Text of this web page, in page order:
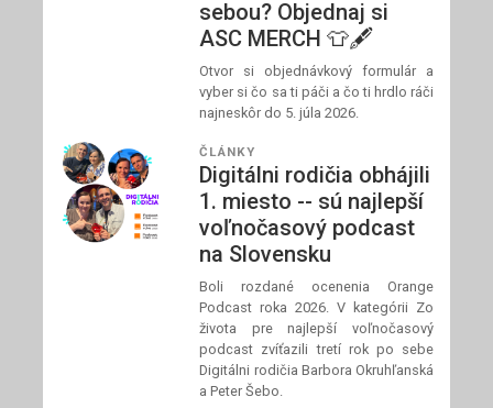
sebou? Objednaj si
ASC MERCH 👕🖋️
Otvor si objednávkový formulár a
vyber si čo sa ti páči a čo ti hrdlo ráči
najneskôr do 5. júla 2026.
ČLÁNKY
Digitálni rodičia obhájili
1. miesto -- sú najlepší
voľnočasový podcast
na Slovensku
Boli rozdané ocenenia Orange
Podcast roka 2026. V kategórii Zo
života pre najlepší voľnočasový
podcast zvíťazili tretí rok po sebe
Digitálni rodičia Barbora Okruhľanská
a Peter Šebo.